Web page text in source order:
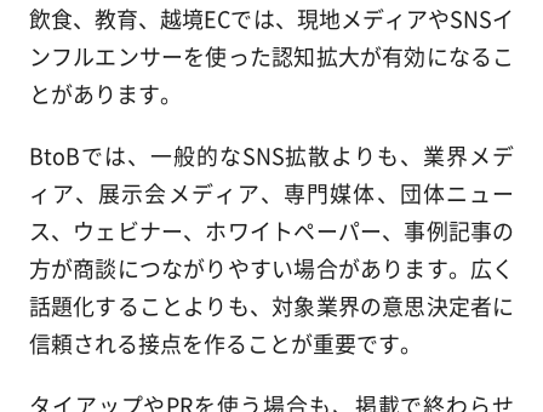
飲食、教育、越境ECでは、現地メディアやSNSイ
ンフルエンサーを使った認知拡大が有効になるこ
とがあります。
BtoBでは、一般的なSNS拡散よりも、業界メデ
ィア、展示会メディア、専門媒体、団体ニュー
ス、ウェビナー、ホワイトペーパー、事例記事の
方が商談につながりやすい場合があります。広く
話題化することよりも、対象業界の意思決定者に
信頼される接点を作ることが重要です。
タイアップやPRを使う場合も、掲載で終わらせ